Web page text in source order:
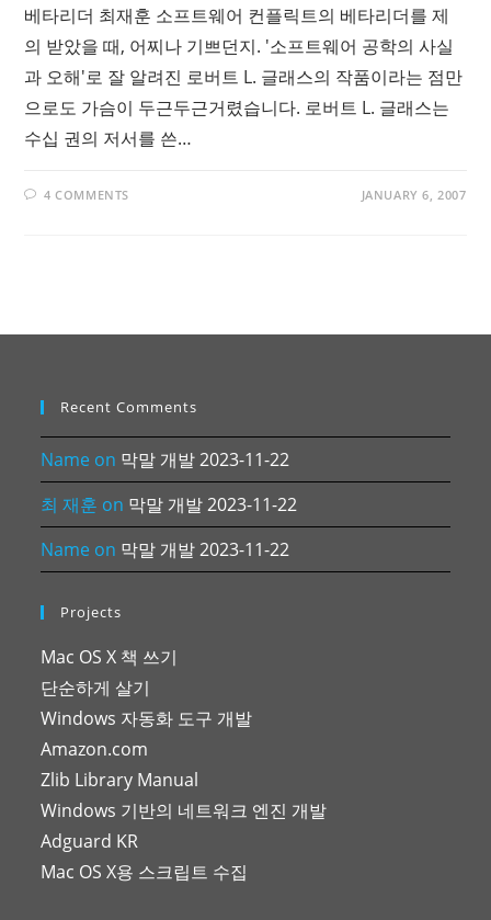
베타리더 최재훈 소프트웨어 컨플릭트의 베타리더를 제
의 받았을 때, 어찌나 기쁘던지. '소프트웨어 공학의 사실
과 오해'로 잘 알려진 로버트 L. 글래스의 작품이라는 점만
으로도 가슴이 두근두근거렸습니다. 로버트 L. 글래스는
수십 권의 저서를 쓴…
4 COMMENTS JANUARY 6, 2007
Recent Comments
Name on 막말 개발 2023-11-22
최 재훈 on 막말 개발 2023-11-22
Name on 막말 개발 2023-11-22
Projects
Mac OS X 책 쓰기
단순하게 살기
Windows 자동화 도구 개발
Amazon.com
Zlib Library Manual
Windows 기반의 네트워크 엔진 개발
Adguard KR
Mac OS X용 스크립트 수집